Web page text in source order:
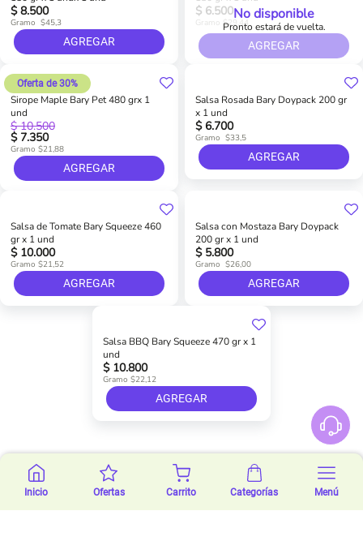
Inicio Ofertas Carrito Categorías Menú
$ 8.500
Gramo $45,3
AGREGAR
$ 6.500
Gramo $29,44No disponible
Pronto estará de vuelta.
AGREGAR
Sirope Maple Bary Pet 480 grx 1
und
Oferta de 30%
$ 10.500
$ 7.350
Gramo $21,88
AGREGAR
Salsa Rosada Bary Doypack 200 gr
x 1 und
$ 6.700
Gramo $33,5
AGREGAR
Salsa de Tomate Bary Squeeze 460
gr x 1 und
$ 10.000
Gramo $21,52
AGREGAR
Salsa con Mostaza Bary Doypack
200 gr x 1 und
$ 5.800
Gramo $26,00
AGREGAR
Salsa BBQ Bary Squeeze 470 gr x 1
und
$ 10.800
Gramo $22,12
AGREGAR